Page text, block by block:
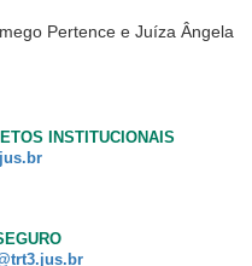
Pertence e Juíza Ângela
INSTITUCIONAIS